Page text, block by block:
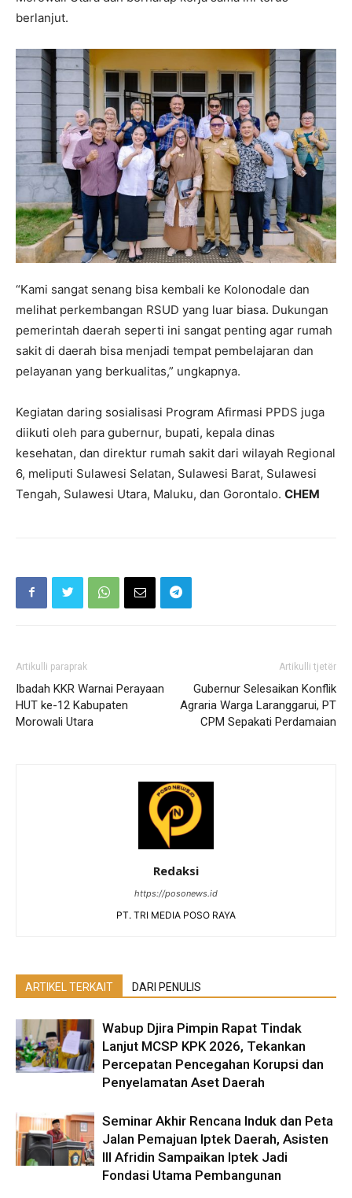
berlanjut.
“Kami sangat senang bisa kembali ke Kolonodale dan
melihat perkembangan RSUD yang luar biasa. Dukungan
pemerintah daerah seperti ini sangat penting agar rumah
sakit di daerah bisa menjadi tempat pembelajaran dan
pelayanan yang berkualitas,” ungkapnya.
Kegiatan daring sosialisasi Program Afirmasi PPDS juga
diikuti oleh para gubernur, bupati, kepala dinas
kesehatan, dan direktur rumah sakit dari wilayah Regional
6, meliputi Sulawesi Selatan, Sulawesi Barat, Sulawesi
Tengah, Sulawesi Utara, Maluku, dan Gorontalo. CHEM
Artikulli paraprak
Ibadah KKR Warnai Perayaan
HUT ke-12 Kabupaten
Morowali Utara
Artikulli tjetër
Gubernur Selesaikan Konflik
Agraria Warga Laranggarui, PT
CPM Sepakati Perdamaian
Redaksi
https://posonews.id
PT. TRI MEDIA POSO RAYA
ARTIKEL TERKAIT DARI PENULIS
Wabup Djira Pimpin Rapat Tindak
Lanjut MCSP KPK 2026, Tekankan
Percepatan Pencegahan Korupsi dan
Penyelamatan Aset Daerah
Seminar Akhir Rencana Induk dan Peta
Jalan Pemajuan Iptek Daerah, Asisten
III Afridin Sampaikan Iptek Jadi
Fondasi Utama Pembangunan